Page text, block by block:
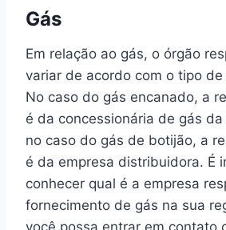
Gás
Em relação ao gás, o órgão
variar de acordo com o tipo
No caso do gás encanado, a
é da concessionária de gás
no caso do gás de botijão, a
é da empresa distribuidora. É
conhecer qual é a empresa
fornecimento de gás na sua